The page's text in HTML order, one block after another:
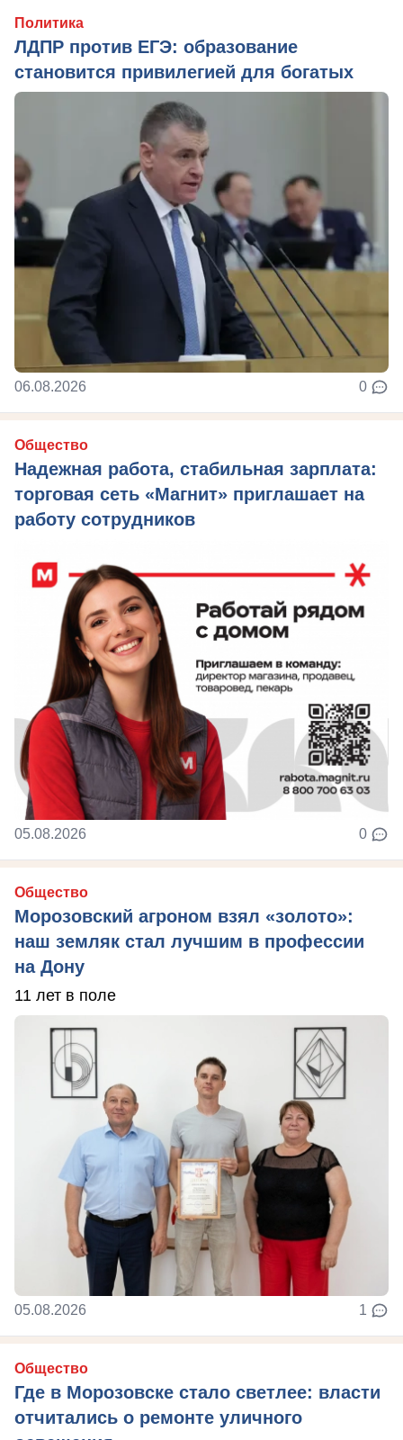
Политика
ЛДПР против ЕГЭ: образование
становится привилегией для богатых
06.08.2026 0
Общество
Надежная работа, стабильная зарплата:
торговая сеть «Магнит» приглашает на
работу сотрудников
05.08.2026 0
Общество
Морозовский агроном взял «золото»:
наш земляк стал лучшим в профессии
на Дону
11 лет в поле
05.08.2026 1
Общество
Где в Морозовске стало светлее: власти
отчитались о ремонте уличного